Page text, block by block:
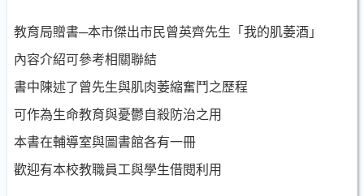
教育局贈書─本市傑出市民曾英齊先生「我的肌萎酒」
內容介紹可參考相關聯結
書中陳述了曾先生與肌肉萎縮奮鬥之歷程
可作為生命教育與憂鬱自殺防治之用
本書在輔導室與圖書館各有一冊
歡迎有本校教職員工與學生借閱利用